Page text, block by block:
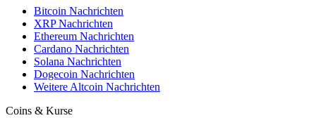
Bitcoin Nachrichten
XRP Nachrichten
Ethereum Nachrichten
Cardano Nachrichten
Solana Nachrichten
Dogecoin Nachrichten
Weitere Altcoin Nachrichten
Coins & Kurse